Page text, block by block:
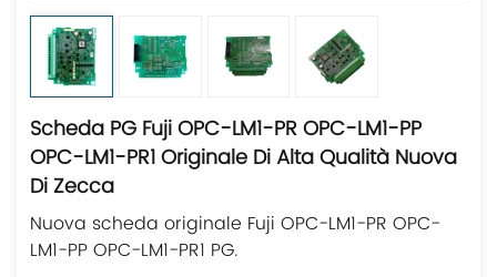
Scheda PG Fuji OPC-LM1-PR OPC-LM1-PP
OPC-LM1-PR1 Originale Di Alta Qualità Nuova
Di Zecca
Nuova scheda originale Fuji OPC-LM1-PR OPC-
LM1-PP OPC-LM1-PR1 PG.